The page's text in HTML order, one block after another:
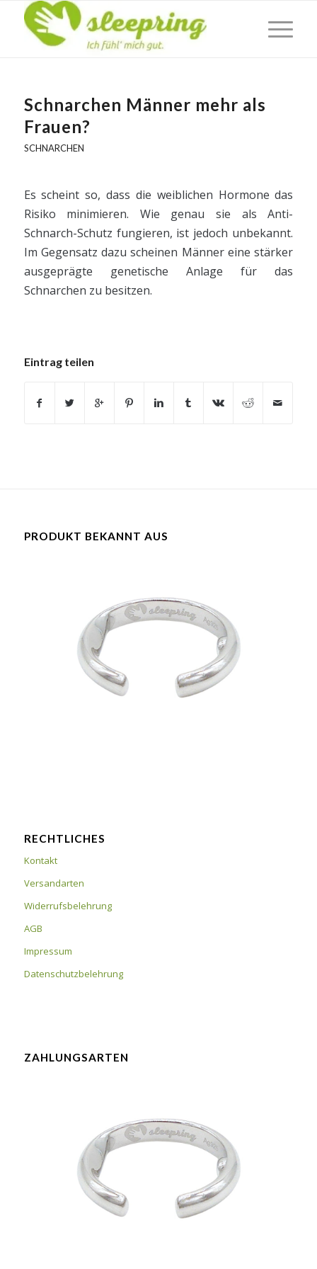
Schnarchen Männer mehr als
Frauen?
SCHNARCHEN
Es scheint so, dass die weiblichen Hormone das
Risiko minimieren. Wie genau sie als Anti-
Schnarch-Schutz fungieren, ist jedoch unbekannt.
Im Gegensatz dazu scheinen Männer eine stärker
ausgeprägte genetische Anlage für das
Schnarchen zu besitzen.
Eintrag teilen
PRODUKT BEKANNT AUS
RECHTLICHES
Kontakt
Versandarten
Widerrufsbelehrung
AGB
Impressum
Datenschutzbelehrung
ZAHLUNGSARTEN